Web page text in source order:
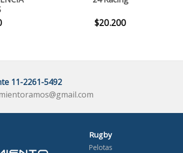
$20.200
11-2261-5492
Rugby
Pelotas